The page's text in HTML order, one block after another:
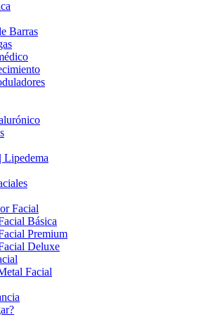
Barras
Lipedema
Facial
Básica
Premium
Deluxe
Facial